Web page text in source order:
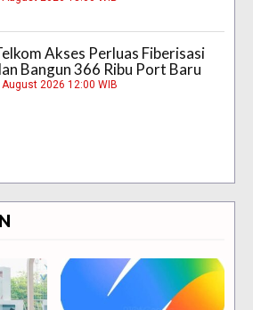
Akses Perluas Fiberisasi
Bangun 366 Ribu Port Baru
August 2026 12:00 WIB